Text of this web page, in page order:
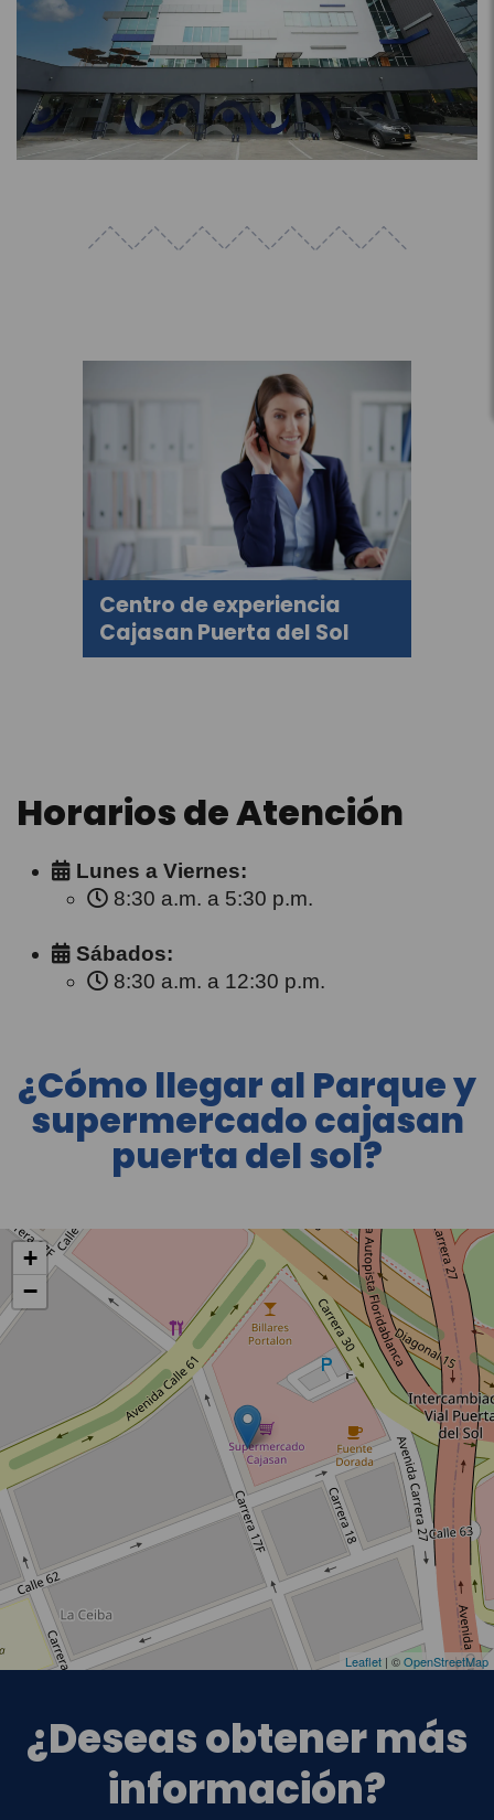
Centro de experiencia
Cajasan Puerta del Sol
Horarios de Atención
Lunes a Viernes:
8:30 a.m. a 5:30 p.m.
Sábados:
8:30 a.m. a 12:30 p.m.
¿Cómo llegar al Parque y
supermercado cajasan
puerta del sol?
+
−
Leaflet | ©OpenStreetMap
¿Deseas obtener más
información?